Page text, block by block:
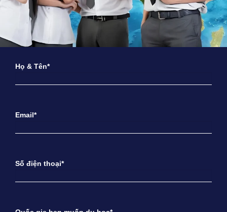
Họ & Tên*
Email*
Số điện thoại*